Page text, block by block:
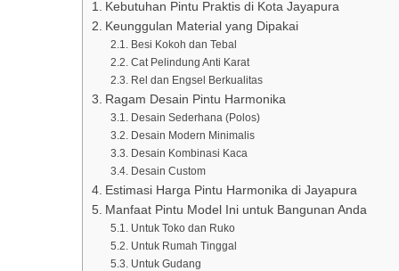
Kebutuhan Pintu Praktis di Kota Jayapura
Keunggulan Material yang Dipakai
Besi Kokoh dan Tebal
Cat Pelindung Anti Karat
Rel dan Engsel Berkualitas
Ragam Desain Pintu Harmonika
Desain Sederhana (Polos)
Desain Modern Minimalis
Desain Kombinasi Kaca
Desain Custom
Estimasi Harga Pintu Harmonika di Jayapura
Manfaat Pintu Model Ini untuk Bangunan Anda
Untuk Toko dan Ruko
Untuk Rumah Tinggal
Untuk Gudang